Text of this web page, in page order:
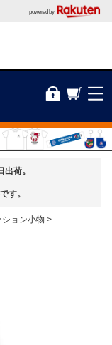
powered by
荷。
す。
ョン小物